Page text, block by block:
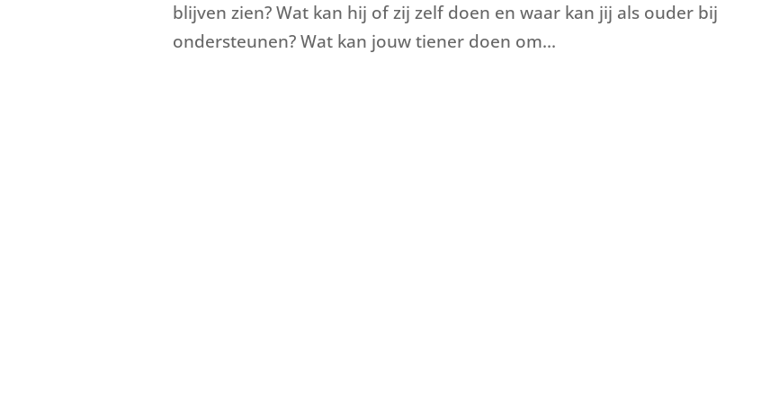
blijven zien? Wat kan hij of zij zelf doen en waar kan jij als ouder bij
ondersteunen? Wat kan jouw tiener doen om...